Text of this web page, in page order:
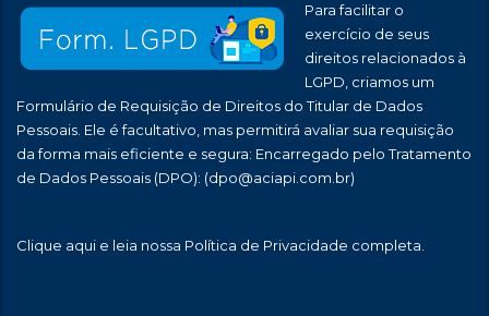
Para facilitar o
exercício de seus
direitos relacionados à
LGPD, criamos um
Formulário de Requisição de Direitos do Titular de Dados
Pessoais. Ele é facultativo, mas permitirá avaliar sua requisição
da forma mais eficiente e segura: Encarregado pelo Tratamento
de Dados Pessoais (DPO): (dpo@aciapi.com.br)
Clique aqui e leia nossa Política de Privacidade completa.